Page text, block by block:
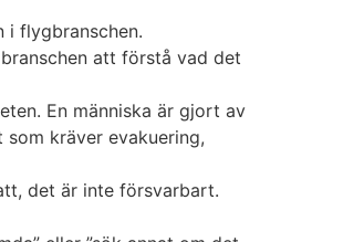
i flygbranschen.
att förstå vad det
En människa är gjort av
kräver evakuering,
det är inte försvarbart.